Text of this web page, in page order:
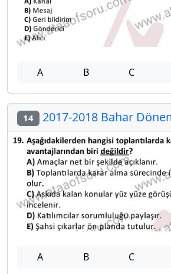
A B C
14 2017-2018 Bahar
A B C